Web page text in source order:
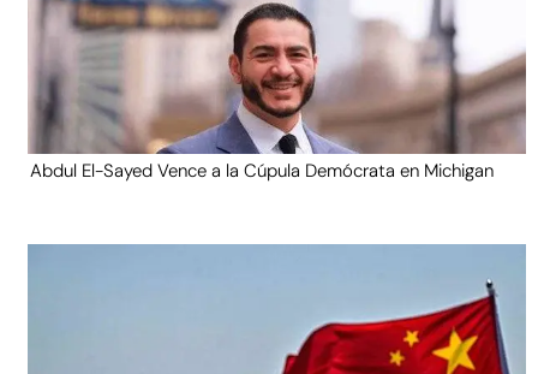
Abdul El-Sayed Vence a la Cúpula Demócrata en Michigan